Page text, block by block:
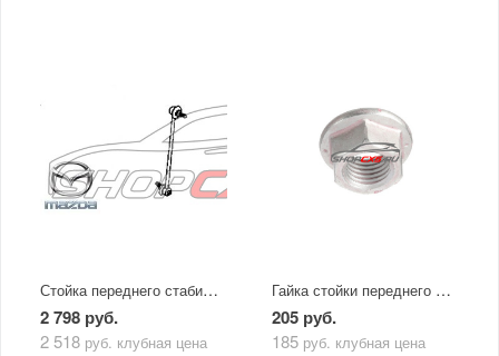
Стойка переднего стабилизатора Mazda CX-5 (2011-по н.в)
2 798 руб.
2 518 руб. клубная цена
Гайка стойки переднего стабилизатора Mazda CX-5 (2011-по н.в)
205 руб.
185 руб. клубная цена